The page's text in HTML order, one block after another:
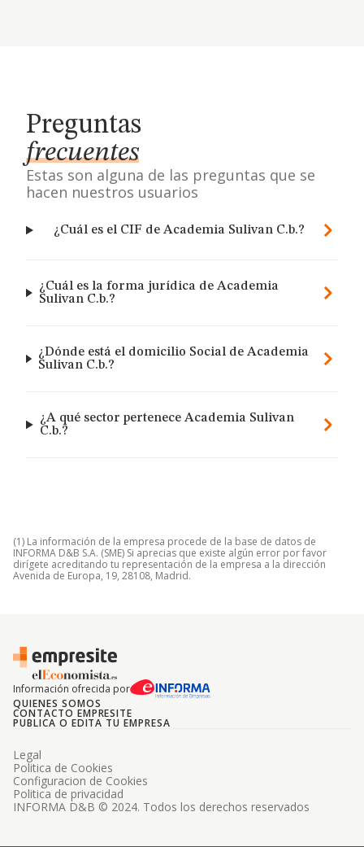
Preguntas
frecuentes
Estas son alguna de las preguntas que se
hacen nuestros usuarios
¿Cuál es el CIF de Academia Sulivan C.b.?
¿Cuál es la forma jurídica de Academia
Sulivan C.b.?
¿Dónde está el domicilio Social de Academia
Sulivan C.b.?
¿A qué sector pertenece Academia Sulivan
C.b.?
(1) La información de la empresa procede de la base de datos de
INFORMA D&B S.A. (SME) Si aprecias que existe algún error por favor
dirígete acreditando tu representación de la empresa a la dirección
Avenida de Europa, 19, 28108, Madrid.
Información ofrecida por
QUIENES SOMOS
CONTACTO EMPRESITE
PUBLICA O EDITA TU EMPRESA
INFORMA D&B © 2024. Todos los derechos reservados
Legal
Politica de Cookies
Configuracion de Cookies
Politica de privacidad